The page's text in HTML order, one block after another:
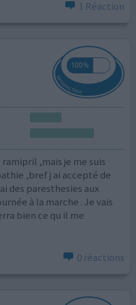
1 Réaction
,mais je me suis
,bref j ai accepté de
des paresthesies aux
à la marche . Je vais
bien ce qu il me
0 réactions